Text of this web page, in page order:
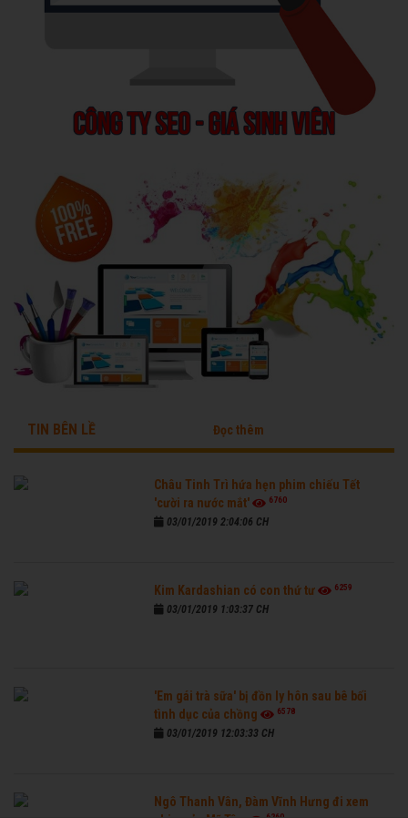
TIN BÊN LỀ Đọc thêm
Châu Tinh Trì hứa hẹn phim chiếu Tết
'cười ra nước mắt'
6760
03/01/2019 2:04:06 CH
Kim Kardashian có con thứ tư 6259
03/01/2019 1:03:37 CH
'Em gái trà sữa' bị đồn ly hôn sau bê bối
tình dục của chồng
6578
03/01/2019 12:03:33 CH
Ngô Thanh Vân, Đàm Vĩnh Hưng đi xem